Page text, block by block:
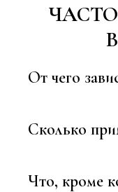
От чего
Сколько
Что, кроме